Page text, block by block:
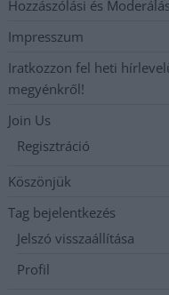
Hozzászólási és
Impresszum
Iratkozzon fel heti
megyénkről!
Join Us
Regisztráció
Köszönjük
Tag bejelentkezés
Jelszó visszaállítása
Profil